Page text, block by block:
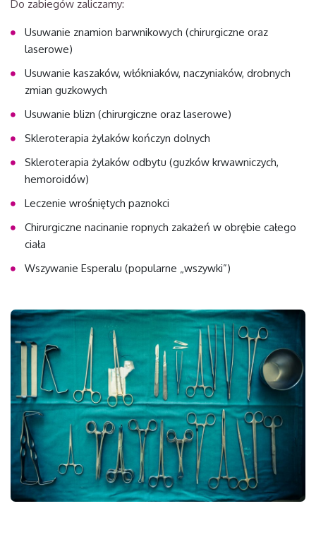
Do zabiegów zaliczamy:
Usuwanie znamion barwnikowych (chirurgiczne oraz
laserowe)
Usuwanie kaszaków, włókniaków, naczyniaków, drobnych
zmian guzkowych
Usuwanie blizn (chirurgiczne oraz laserowe)
Skleroterapia żylaków kończyn dolnych
Skleroterapia żylaków odbytu (guzków krwawniczych,
hemoroidów)
Leczenie wrośniętych paznokci
Chirurgiczne nacinanie ropnych zakażeń w obrębie całego
ciała
Wszywanie Esperalu (popularne „wszywki”)